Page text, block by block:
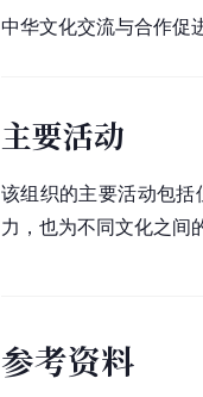
中华文化交流与合作促
主要活动
该组织的主要活动包
力，也为不同文化之间
参考资料